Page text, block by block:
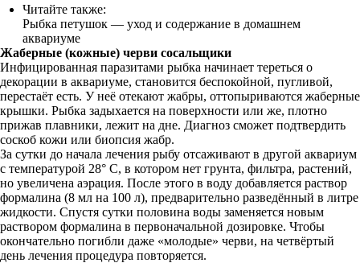
Читайте также:
Рыбка петушок — уход и содержание в домашнем
аквариуме
Жаберные (кожные) черви сосальщики
Инфицированная паразитами рыбка начинает тереться о
декорации в аквариуме, становится беспокойной, пугливой,
перестаёт есть. У неё отекают жабры, оттопыриваются жаберные
крышки. Рыбка задыхается на поверхности или же, плотно
прижав плавники, лежит на дне. Диагноз сможет подтвердить
соскоб кожи или биопсия жабр.
За сутки до начала лечения рыбу отсаживают в другой аквариум
с температурой 28° С, в котором нет грунта, фильтра, растений,
но увеличена аэрация. После этого в воду добавляется раствор
формалина (8 мл на 100 л), предварительно разведённый в литре
жидкости. Спустя сутки половина воды заменяется новым
раствором формалина в первоначальной дозировке. Чтобы
окончательно погибли даже «молодые» черви, на четвёртый
день лечения процедура повторяется.